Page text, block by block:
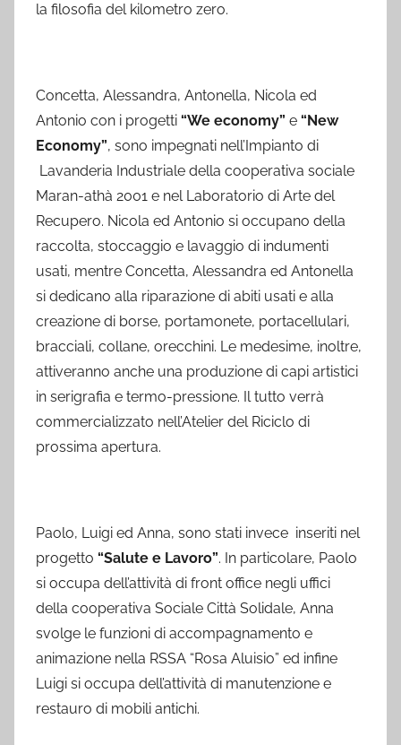
la filosofia del kilometro zero.
Concetta, Alessandra, Antonella, Nicola ed
Antonio con i progetti “We economy” e “New
Economy”, sono impegnati nell’Impianto di
Lavanderia Industriale della cooperativa sociale
Maran-athà 2001 e nel Laboratorio di Arte del
Recupero. Nicola ed Antonio si occupano della
raccolta, stoccaggio e lavaggio di indumenti
usati, mentre Concetta, Alessandra ed Antonella
si dedicano alla riparazione di abiti usati e alla
creazione di borse, portamonete, portacellulari,
bracciali, collane, orecchini. Le medesime, inoltre,
attiveranno anche una produzione di capi artistici
in serigrafia e termo-pressione. Il tutto verrà
commercializzato nell’Atelier del Riciclo di
prossima apertura.
Paolo, Luigi ed Anna, sono stati invece inseriti nel
progetto “Salute e Lavoro”. In particolare, Paolo
si occupa dell’attività di front office negli uffici
della cooperativa Sociale Città Solidale, Anna
svolge le funzioni di accompagnamento e
animazione nella RSSA “Rosa Aluisio” ed infine
Luigi si occupa dell’attività di manutenzione e
restauro di mobili antichi.